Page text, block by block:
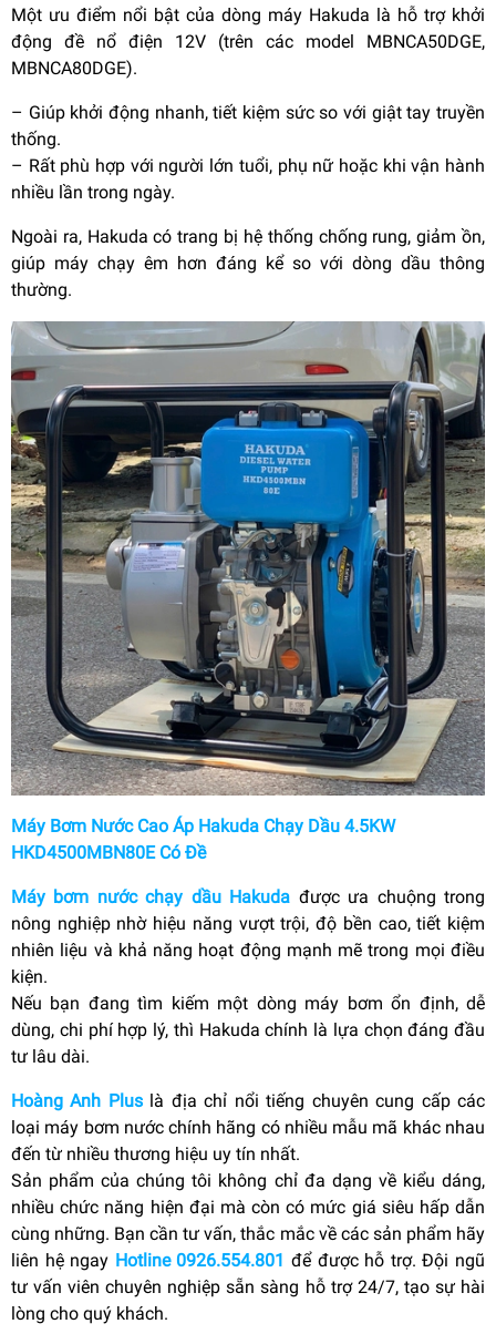
Một ưu điểm nổi bật của dòng máy Hakuda là hỗ trợ khởi
động đề nổ điện 12V (trên các model MBNCA50DGE,
MBNCA80DGE).
– Giúp khởi động nhanh, tiết kiệm sức so với giật tay truyền
thống.
– Rất phù hợp với người lớn tuổi, phụ nữ hoặc khi vận hành
nhiều lần trong ngày.
Ngoài ra, Hakuda có trang bị hệ thống chống rung, giảm ồn,
giúp máy chạy êm hơn đáng kể so với dòng dầu thông
thường.
Máy Bơm Nước Cao Áp Hakuda Chạy Dầu 4.5KW
HKD4500MBN80E Có Đề
Máy bơm nước chạy dầu Hakuda được ưa chuộng trong
nông nghiệp nhờ hiệu năng vượt trội, độ bền cao, tiết kiệm
nhiên liệu và khả năng hoạt động mạnh mẽ trong mọi điều
kiện.
Nếu bạn đang tìm kiếm một dòng máy bơm ổn định, dễ
dùng, chi phí hợp lý, thì Hakuda chính là lựa chọn đáng đầu
tư lâu dài.
Hoàng Anh Pluslà địa chỉ nổi tiếng chuyên cung cấp các
loại máy bơm nước chính hãng có nhiều mẫu mã khác nhau
đến từ nhiều thương hiệu uy tín nhất.
Sản phẩm của chúng tôi không chỉ đa dạng về kiểu dáng,
nhiều chức năng hiện đại mà còn có mức giá siêu hấp dẫn
cùng những. Bạn cần tư vấn, thắc mắc về các sản phẩm hãy
liên hệ ngay Hotline 0926.554.801 để được hỗ trợ. Đội ngũ
tư vấn viên chuyên nghiệp sẵn sàng hỗ trợ 24/7, tạo sự hài
lòng cho quý khách.